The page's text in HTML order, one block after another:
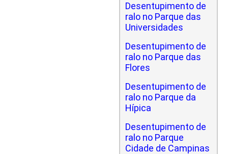
Desentupimento de
ralo no Parque das
Universidades
Desentupimento de
ralo no Parque das
Flores
Desentupimento de
ralo no Parque da
Hípica
Desentupimento de
ralo no Parque
Cidade de Campinas